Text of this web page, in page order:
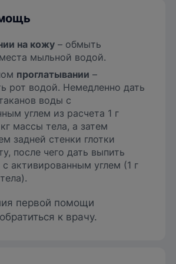
на кожу – обмыть
мыльной водой.
проглатывании –
рот водой. Немедленно дать
воды с
углем из расчета 1 г
массы тела, а затем
задней стенки глотки
после чего дать выпить
активированным углем (1 г
первой помощи
к врачу.